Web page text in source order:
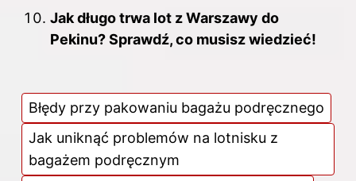
Jak długo trwa lot z Warszawy do
Pekinu? Sprawdź, co musisz wiedzieć!
Błędy przy pakowaniu bagażu podręcznego
Jak uniknąć problemów na lotnisku z
bagażem podręcznym